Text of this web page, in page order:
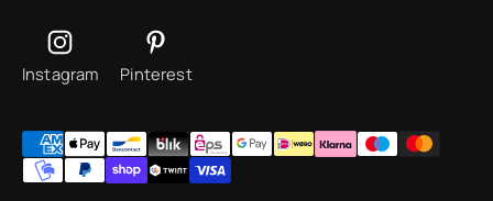
Instagram Pinterest